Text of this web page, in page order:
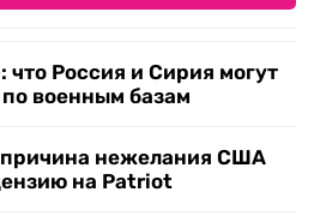
что Россия и Сирия могут
военным базам
причина нежелания США
на Patriot